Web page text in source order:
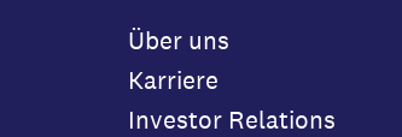
Über uns
Karriere
Investor Relations